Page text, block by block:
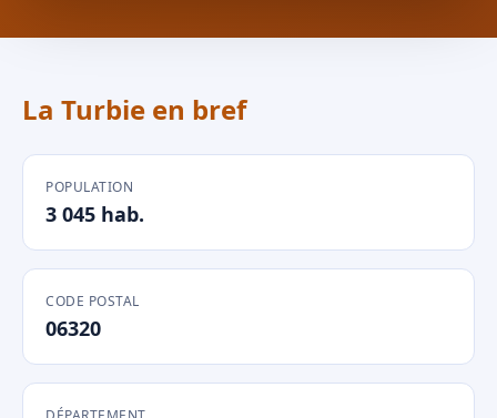
La Turbie en bref
POPULATION
3 045 hab.
CODE POSTAL
06320